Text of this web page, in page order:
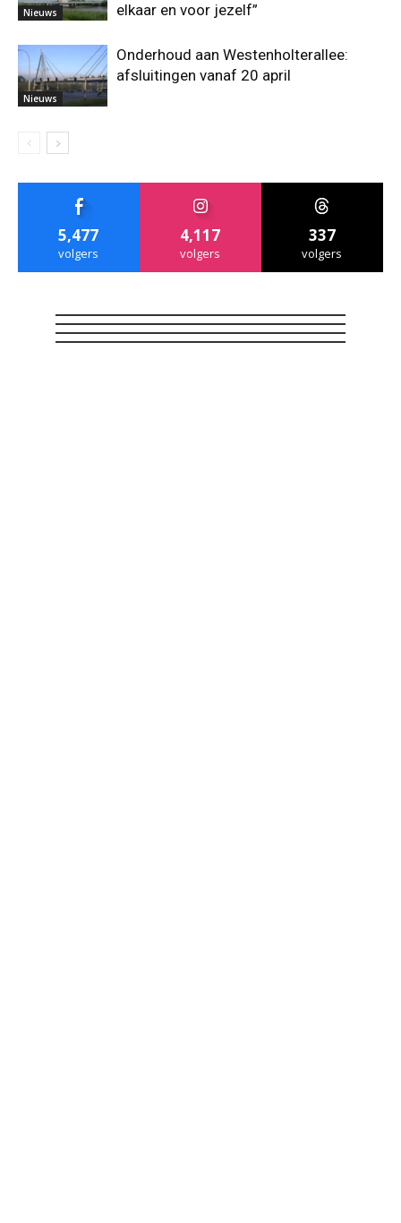
Nieuws
elkaar en voor jezelf”
Nieuws
Onderhoud aan Westenholterallee:
afsluitingen vanaf 20 april
5,477
volgers
4,117
volgers
337
volgers